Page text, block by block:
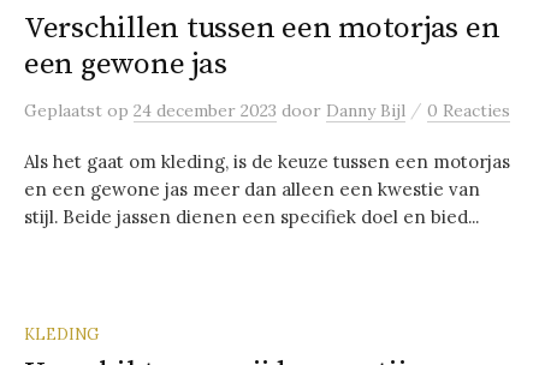
Verschillen tussen een motorjas en
een gewone jas
Geplaatst op 24 december 2023 door Danny Bijl / 0 Reacties
Als het gaat om kleding, is de keuze tussen een motorjas
en een gewone jas meer dan alleen een kwestie van
stijl. Beide jassen dienen een specifiek doel en bied...
KLEDING